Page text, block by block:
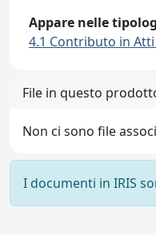
Appare nelle
4.1 Contributo in
File in questo
Non ci sono file
I documenti in IRIS